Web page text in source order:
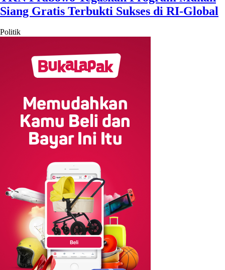
Siang Gratis Terbukti Sukses di RI-Global
Politik